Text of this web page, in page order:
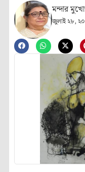
মন্দার
জুলাই ২৮,